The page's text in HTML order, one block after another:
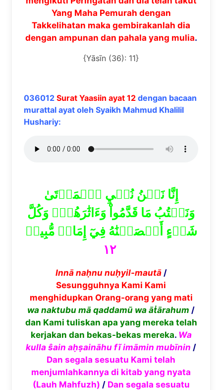
Yang Maha Pemurah dengan
Takkelihatan maka gembirakanlah dia
dengan ampunan dan pahala yang mulia.
{Yāsīn (36): 11}
036012 Surat Yaasiin ayat 12 dengan bacaan
murattal ayat oleh Syaikh Mahmud Khalilil
Hushariy:
إِنَّا نَحۡنُ نُحۡيِ ٱلۡمَوۡتَىٰ
وَنَكۡتُبُ مَا قَدَّمُواْ وَءَاثَٰرَهُمۡۚ وَكُلَّ
شَيۡءٍ أَحۡصَيۡنَٰهُ فِيٓ إِمَامٖ مُّبِينٖ
١٢
Innānaḥnu nuḥyil-mautā/
Sesungguhnya Kami Kami
menghidupkan Orang-orang yang mati
wa naktubu mā qaddamū wa āṫārahum /
dan Kami tuliskan apa yang mereka telah
kerjakan dan bekas-bekas mereka. Wa
kulla ŝain aḥṣaināhu fĩimāmin mubīnin /
Dan segala sesuatu Kami telah
menjumlahkannya di kitab yang nyata
(Lauh Mahfuzh) / Dan segala sesuatu